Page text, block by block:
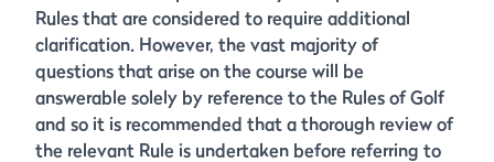
Rules that are considered to require additional
clarification. However, the vast majority of
questions that arise on the course will be
answerable solely by reference to the Rules of Golf
and so it is recommended that a thorough review of
the relevant Rule is undertaken before referring to